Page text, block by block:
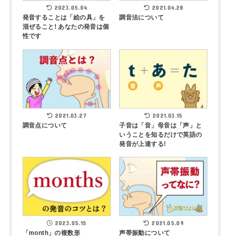
2023.05.04
発音することは「絵の具」を
混ぜること! あなたの発音は個
性です
2021.04.28
調音法について
2021.03.27
調音点について
2021.03.15
子音は「音」母音は「声」と
いうことを知るだけで英語の
発音が上達する!
2023.05.15
「month」の複数形
2021.05.09
声帯振動について